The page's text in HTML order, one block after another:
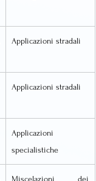
Applicazioni stradali
Applicazioni stradali
Applicazioni
specialistiche
Miscelazioni dei